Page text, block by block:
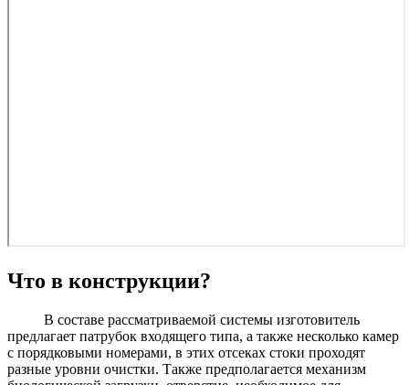
Что в конструкции?
В составе рассматриваемой системы изготовитель
предлагает патрубок входящего типа, а также несколько камер
с порядковыми номерами, в этих отсеках стоки проходят
разные уровни очистки. Также предполагается механизм